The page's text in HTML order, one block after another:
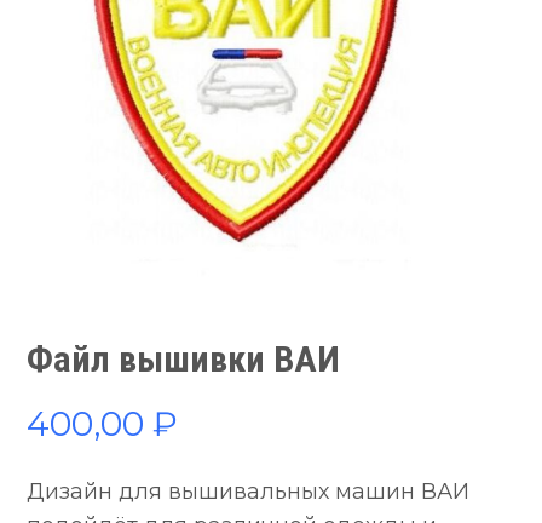
Файл вышивки ВАИ
400,00₽
Дизайн для вышивальных машин ВАИ